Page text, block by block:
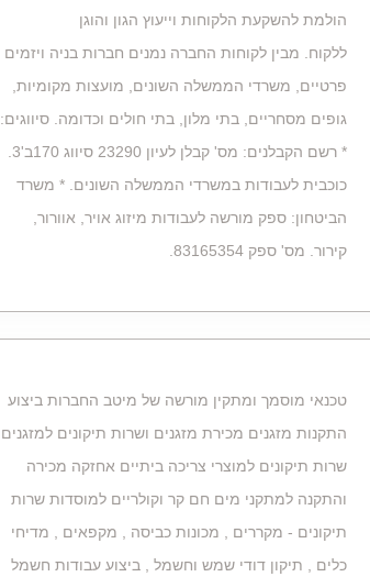
הולמת להשקעת הלקוחות וייעוץ הגון והוגן
ללקוח. מבין לקוחות החברה נמנים חברות בניה ויזמים
פרטיים, משרדי הממשלה השונים, מועצות מקומיות,
גופים מסחריים, בתי מלון, בתי חולים וכדומה. סיווגים:
* רשם הקבלנים: מס' קבלן לעיון 23290 סיווג 170ב'3.
כוכבית לעבודות במשרדי הממשלה השונים. * משרד
הביטחון: ספק מורשה לעבודות מיזוג אויר, אוורור,
קירור. מס' ספק 83165354.
טכנאי מוסמך ומתקין מורשה של מיטב החברות ביצוע
התקנות מזגנים מכירת מזגנים ושרות תיקונים למזגנים
שרות תיקונים למוצרי צריכה ביתיים אחזקה מכירה
והתקנה למתקני מים חם קר וקולריים למוסדות שרות
תיקונים - מקררים , מכונות כביסה , מקפאים , מדיחי
כלים , תיקון דודי שמש וחשמל , ביצוע עבודות חשמל